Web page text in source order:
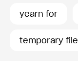
yearn for
temporary file